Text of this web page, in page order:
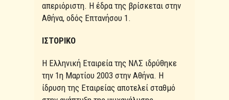
απεριόριστη. Η έδρα της βρίσκεται στην
Αθήνα, οδός Επτανήσου 1.
ΙΣΤΟΡΙΚΟ
Η Ελληνική Εταιρεία της ΝΛΣ ιδρύθηκε
την 1η Μαρτίου 2003 στην Αθήνα. Η
ίδρυση της Εταιρείας αποτελεί σταθμό